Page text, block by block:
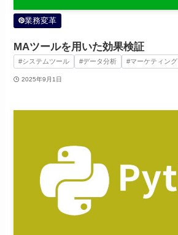
業務変革
MAツールを用いた効果検証
#システムツール #データ分析 #マーケティング
2025年9月1日